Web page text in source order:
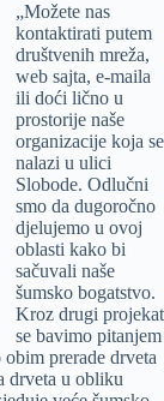
„Možete nas
kontaktirati putem
društvenih mreža,
web sajta, e-maila
ili doći lično u
prostorije naše
organizacije koja se
nalazi u ulici
Slobode. Odlučni
smo da dugoročno
djelujemo u ovoj
oblasti kako bi
sačuvali naše
šumsko bogatstvo.
Kroz drugi projekat
se bavimo pitanjem
prerade drveta
drveta u obliku